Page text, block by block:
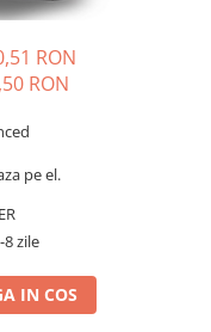
RON
RON
pe el.
8 zile
IN COS